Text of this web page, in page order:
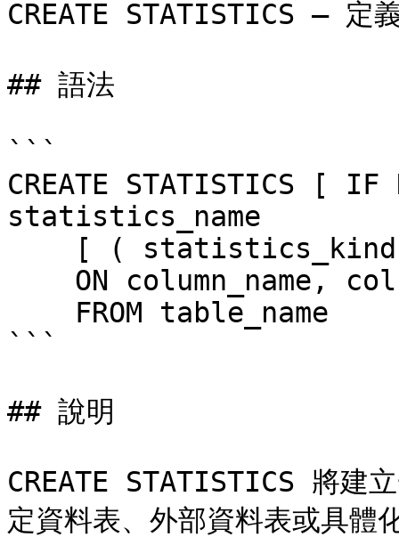
CREATE STATISTICS — 定
## 語法
```
CREATE STATISTICS [ IF
statistics_name
```
## 說明
CREATE STATISTICS 將建
定資料表、外部資料表或具體